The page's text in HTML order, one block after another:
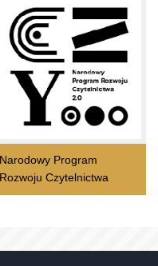
Narodowy Program
Rozwoju Czytelnictwa